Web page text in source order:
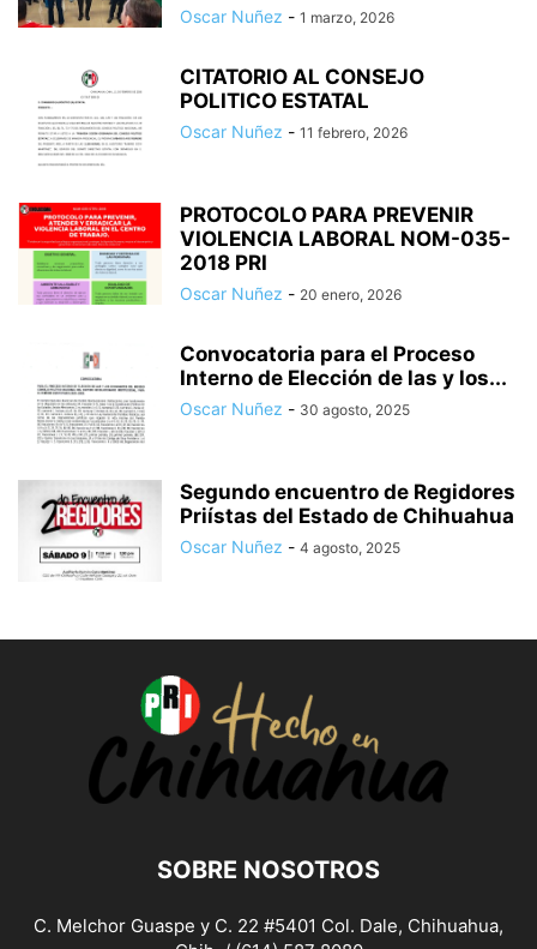
Oscar Nuñez - 1 marzo, 2026
CITATORIO AL CONSEJO
POLITICO ESTATAL
Oscar Nuñez - 11 febrero, 2026
PROTOCOLO PARA PREVENIR
VIOLENCIA LABORAL NOM-035-
2018 PRI
Oscar Nuñez - 20 enero, 2026
Convocatoria para el Proceso
Interno de Elección de las y los...
Oscar Nuñez - 30 agosto, 2025
Segundo encuentro de Regidores
Priístas del Estado de Chihuahua
Oscar Nuñez - 4 agosto, 2025
SOBRE NOSOTROS
C. Melchor Guaspe y C. 22 #5401 Col. Dale, Chihuahua,